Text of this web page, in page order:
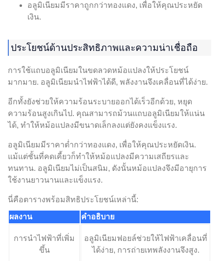
อลูมิเนียมมีราคาถูกกว่าทองแดง, เพื่อให้คุณประหยัด
เงิน.
ประโยชน์ด้านประสิทธิภาพและความน่าเชื่อถือ
การใช้แถบอลูมิเนียมในขดลวดหม้อแปลงให้ประโยชน์
มากมาย. อลูมิเนียมนำไฟฟ้าได้ดี, พลังงานจึงเคลื่อนที่ได้ง่าย.
อีกทั้งยังช่วยให้ความร้อนระบายออกได้เร็วอีกด้วย, หยุด
ความร้อนสูงเกินไป. คุณสามารถม้วนแถบอลูมิเนียมให้แน่น
ได้, ทำให้หม้อแปลงมีขนาดเล็กลงแต่ยังคงแข็งแรง.
อลูมิเนียมมีราคาต่ำกว่าทองแดง, เพื่อให้คุณประหยัดเงิน.
แม้แต่ชั้นที่คดเคี้ยวก็ทำให้หม้อแปลงมีความเสถียรและ
ทนทาน. อลูมิเนียมไม่เป็นสนิม, ดังนั้นหม้อแปลงจึงมีอายุการ
ใช้งานยาวนานและแข็งแรง.
นี่คือตารางพร้อมสิทธิประโยชน์เหล่านี้:
ผลงาน คำอธิบาย
การนำไฟฟ้าที่เพิ่ม
ขึ้น
อลูมิเนียมฟอยล์ช่วยให้ไฟฟ้าเคลื่อนที่
ได้ง่าย, การถ่ายเทพลังงานจึงสูง.